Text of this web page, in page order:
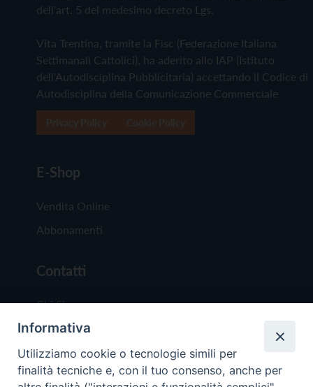
dell'art. 5 del medesimo decreto Lgs.
Vita Trentina, tramite la Fisc (Federazione Italiana
Settimanali Cattolici), ha aderito allo IAP (Istituto
dell'Autodisciplina Pubblicitaria) accettando il Codice di
Autodisciplina della Comunicazione Commerciale
E-Shop
Vendita Online
Abbonamenti
Contatti
Chi Siamo
Redazione
Scrivici
Informativa
Utilizziamo cookie o tecnologie simili per
finalità tecniche e, con il tuo consenso, anche per